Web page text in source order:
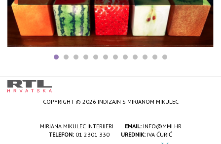
COPYRIGHT © 2026 INDIZAJN S MIRJANOM MIKULEC
MIRJANA MIKULEC INTERIJERI EMAIL: INFO@MMI.HR
TELEFON: 01 2301 330 UREDNIK: IVA ĆURIĆ